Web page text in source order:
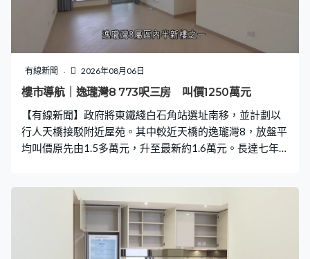
有線新聞 2026年08月06日
樓市導航｜逸瓏灣8 773呎三房 叫價1250萬元
【有線新聞】政府將東鐵綫白石角站選址南移，並計劃以
行人天橋接駁附近屋苑。其中較近天橋的逸瓏灣8，放盤平
均叫價原先由1.5多萬元，升至最新約1.6萬元。長達七年